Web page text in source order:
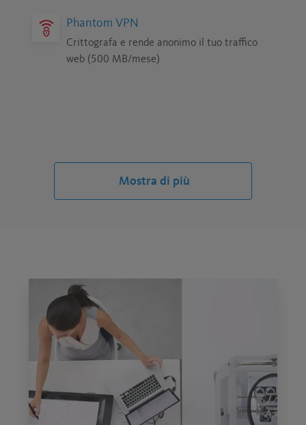
Phantom VPN
Crittografa e rende anonimo il tuo traffico
web (500 MB/mese)
Mostra di più